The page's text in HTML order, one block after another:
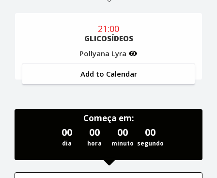
21:00
GLICOSÍDEOS
Pollyana Lyra
Add to Calendar
Começa em:
00
dia
00
hora
00
minuto
00
segundo